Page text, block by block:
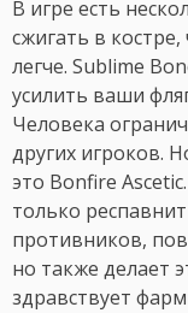
В игре есть
сжигать в
легче. Sublime
усилить ваши
Человека
других игроков.
это Bonfire
только
противников,
но также делает
здравствует